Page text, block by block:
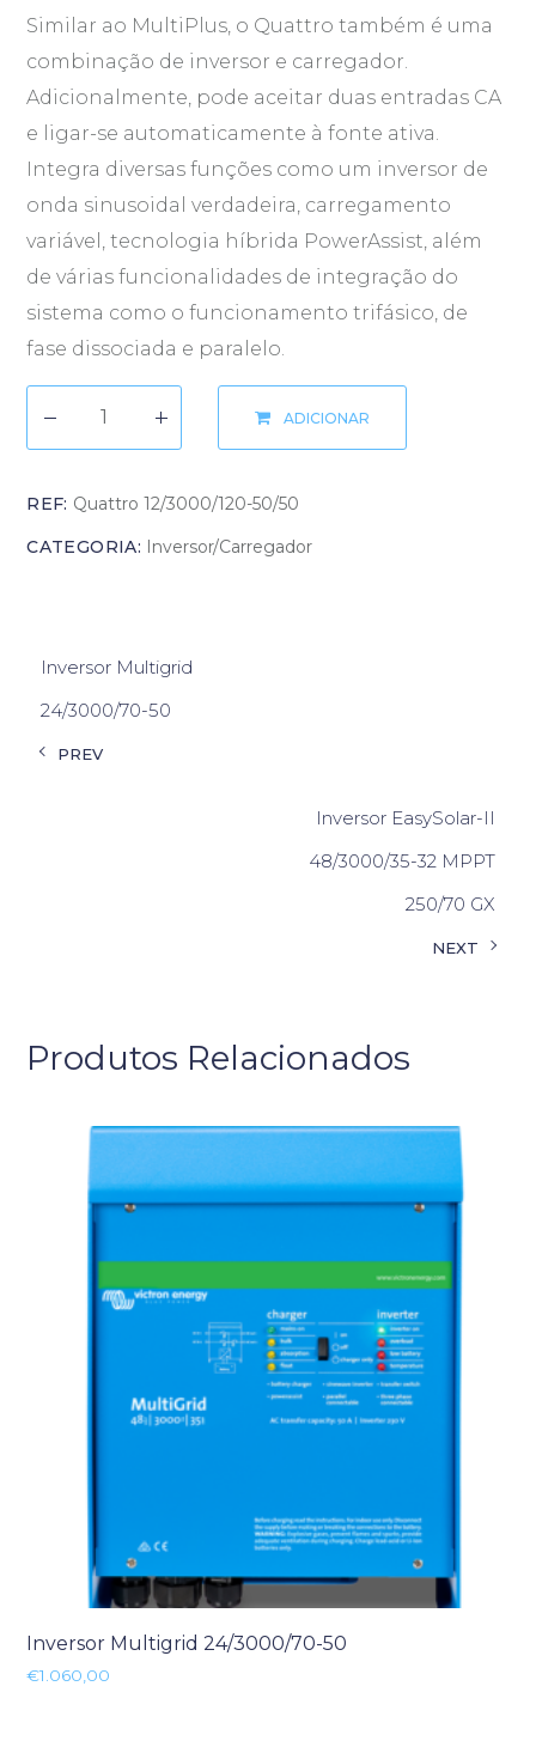
Similar ao MultiPlus, o Quattro também é uma
combinação de inversor e carregador.
Adicionalmente, pode aceitar duas entradas CA
e ligar-se automaticamente à fonte ativa.
Integra diversas funções como um inversor de
onda sinusoidal verdadeira, carregamento
variável, tecnologia híbrida PowerAssist, além
de várias funcionalidades de integração do
sistema como o funcionamento trifásico, de
fase dissociada e paralelo.
ADICIONAR
REF: Quattro 12/3000/120-50/50
CATEGORIA: Inversor/Carregador
Inversor Multigrid
24/3000/70-50
PREV
Inversor EasySolar-II
48/3000/35-32 MPPT
250/70 GX
NEXT
Produtos Relacionados
Inversor Multigrid 24/3000/70-50
€1.060,00